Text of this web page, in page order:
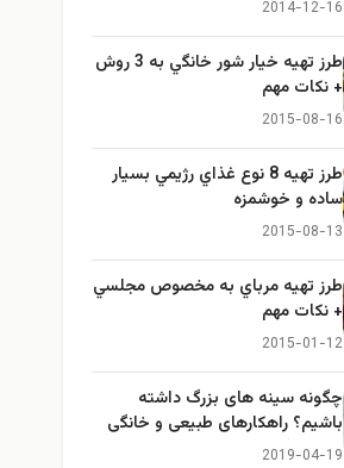
2014-12-16
طرز تهيه خیار شور خانگي به 3 روش
+ نكات مهم
2015-08-16
طرز تهيه 8 نوع غذاي رژيمي بسيار
ساده و خوشمزه
2015-08-13
طرز تهيه مرباي به مخصوص مجلسي
+ نكات مهم
2015-01-12
چگونه سینه های بزرگ داشته
باشیم؟ راهکارهای طبیعی و خانگی
برای بزرگ کردن سینه
2019-04-19